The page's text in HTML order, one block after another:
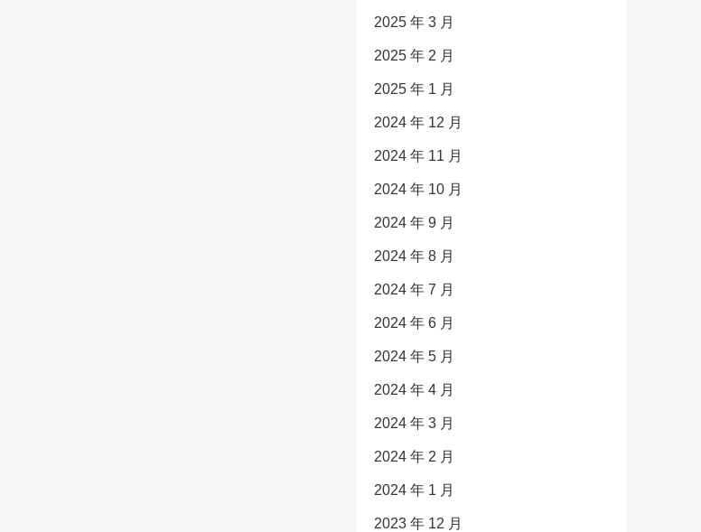
2025 年 3 月
2025 年 2 月
2025 年 1 月
2024 年 12 月
2024 年 11 月
2024 年 10 月
2024 年 9 月
2024 年 8 月
2024 年 7 月
2024 年 6 月
2024 年 5 月
2024 年 4 月
2024 年 3 月
2024 年 2 月
2024 年 1 月
2023 年 12 月